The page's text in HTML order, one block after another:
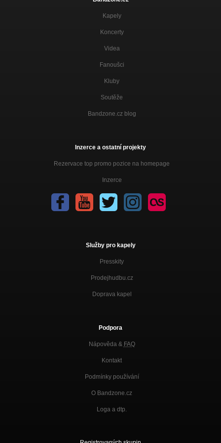
Kapely
Koncerty
Videa
Fanoušci
Kluby
Soutěže
Bandzone.cz blog
Inzerce a ostatní projekty
Rezervace top promo pozice na homepage
Inzerce
Služby pro kapely
Presskity
Prodejhudbu.cz
Doprava kapel
Podpora
Nápověda & FAQ
Kontakt
Podmínky používání
O Bandzone.cz
Loga a dtp.